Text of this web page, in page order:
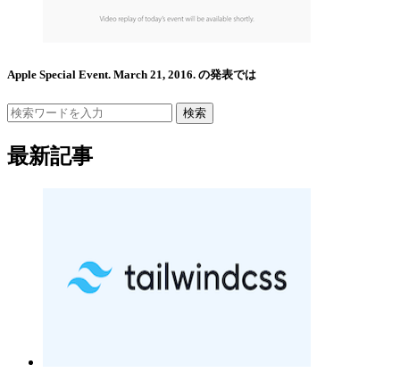
Apple Special Event. March 21, 2016. の発表では
検索
最新記事